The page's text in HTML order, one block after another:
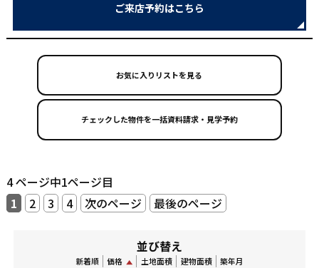
ご来店予約はこちら
お気に入りリストを見る
4 ページ中1ページ目
1
2 3 4 次のページ 最後のページ
並び替え
新着順 価格 土地面積 建物面積 築年月